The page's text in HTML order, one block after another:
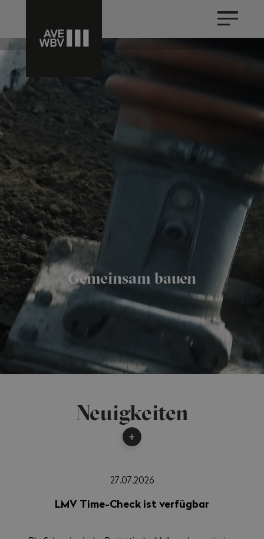
Gemeinsam bauen
Neuigkeiten
+
27.07.2026
LMV Time-Check ist verfügbar